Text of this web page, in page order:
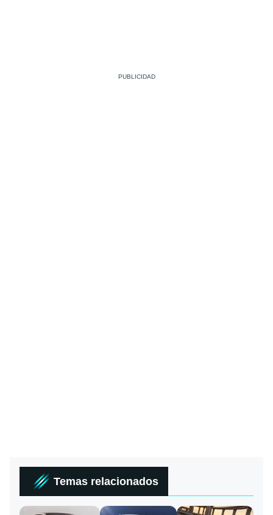
Temas relacionados